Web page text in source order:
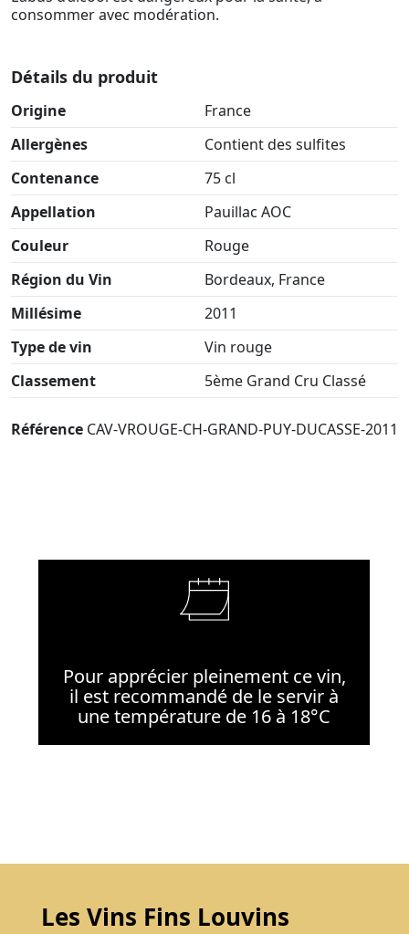
consommer avec modération.
Détails du produit
Origine
France
Allergènes
Contient des sulfites
Contenance
75 cl
Appellation
Pauillac AOC
Couleur
Rouge
Région du Vin
Bordeaux, France
Millésime
2011
Type de vin
Vin rouge
Classement
5ème Grand Cru Classé
Référence CAV-VROUGE-CH-GRAND-PUY-DUCASSE-2011
Pour apprécier pleinement ce vin,
il est recommandé de le servir à
une température de 16 à 18°C
Les Vins Fins Louvins